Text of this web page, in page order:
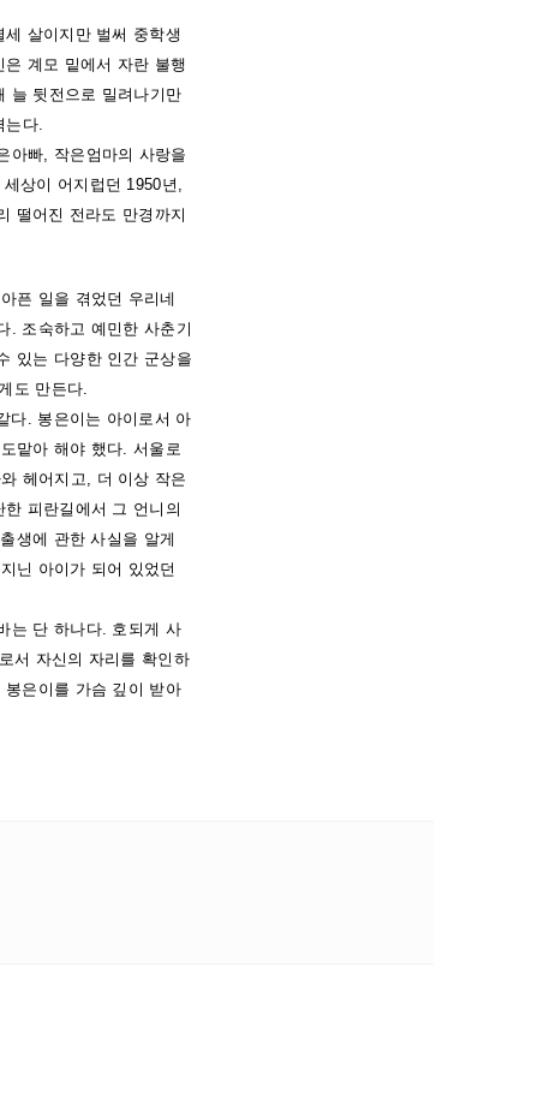
살이지만 벌써 중학생
계모 밑에서 자란 불행
늘 뒷전으로 밀려나기만
는다.
아빠, 작은엄마의 사랑을
상이 어지럽던 1950년,
떨어진 전라도 만경까지
픈 일을 겪었던 우리네
. 조숙하고 예민한 사춘기
있는 다양한 인간 군상을
도 만든다.
다. 봉은이는 아이로서 아
맡아 해야 했다. 서울로
헤어지고, 더 이상 작은
피란길에서 그 언니의
생에 관한 사실을 알게
닌 아이가 되어 있었던
는 단 하나다. 호되게 사
서 자신의 자리를 확인하
은이를 가슴 깊이 받아